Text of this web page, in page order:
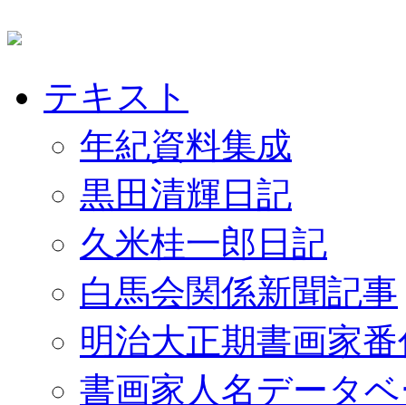
テキスト
年紀資料集成
黒田清輝日記
久米桂一郎日記
白馬会関係新聞記事
明治大正期書画家
書画家人名データ